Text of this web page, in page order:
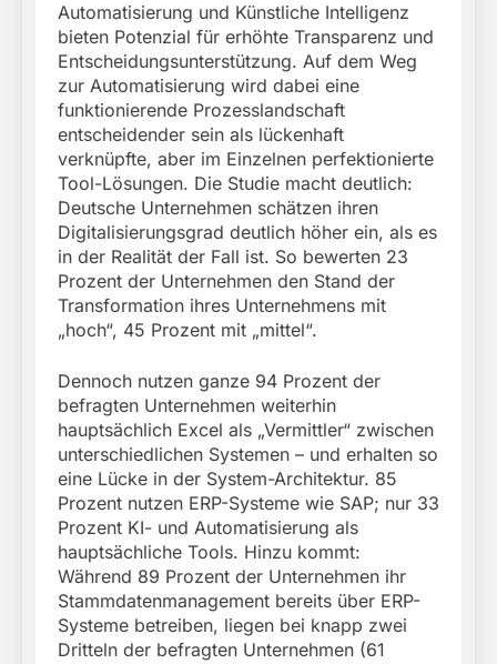
Automatisierung und Künstliche Intelligenz
bieten Potenzial für erhöhte Transparenz und
Entscheidungsunterstützung. Auf dem Weg
zur Automatisierung wird dabei eine
funktionierende Prozesslandschaft
entscheidender sein als lückenhaft
verknüpfte, aber im Einzelnen perfektionierte
Tool-Lösungen. Die Studie macht deutlich:
Deutsche Unternehmen schätzen ihren
Digitalisierungsgrad deutlich höher ein, als es
in der Realität der Fall ist. So bewerten 23
Prozent der Unternehmen den Stand der
Transformation ihres Unternehmens mit
„hoch“, 45 Prozent mit „mittel“.
Dennoch nutzen ganze 94 Prozent der
befragten Unternehmen weiterhin
hauptsächlich Excel als „Vermittler“ zwischen
unterschiedlichen Systemen – und erhalten so
eine Lücke in der System-Architektur. 85
Prozent nutzen ERP-Systeme wie SAP; nur 33
Prozent KI- und Automatisierung als
hauptsächliche Tools. Hinzu kommt:
Während 89 Prozent der Unternehmen ihr
Stammdatenmanagement bereits über ERP-
Systeme betreiben, liegen bei knapp zwei
Dritteln der befragten Unternehmen (61